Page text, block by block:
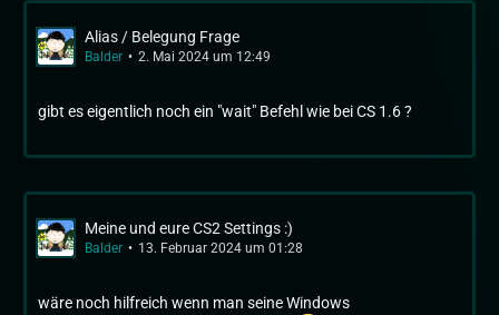
Alias / Belegung Frage
Balder 2. Mai 2024 um 12:49
gibt es eigentlich noch ein "wait" Befehl wie bei CS 1.6 ?
Meine und eure CS2 Settings :)
Balder 13. Februar 2024 um 01:28
wäre noch hilfreich wenn man seine Windows